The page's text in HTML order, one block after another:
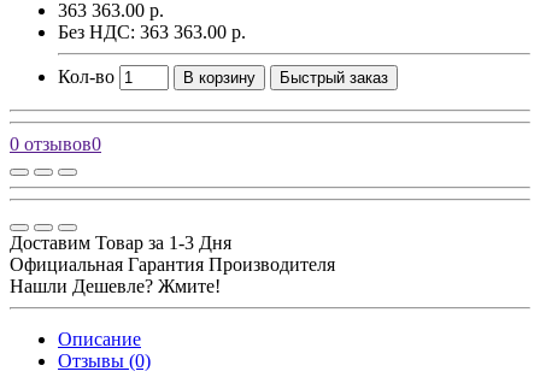
363 363.00 р.
Без НДС: 363 363.00 р.
Кол-во В корзину Быстрый заказ
0 отзывов0
Доставим Товар за 1-3 Дня
Официальная Гарантия Производителя
Нашли Дешевле? Жмите!
Описание
Отзывы (0)